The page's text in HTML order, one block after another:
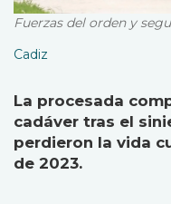
Fuerzas del orden y
Cadiz
La procesada
cadáver tras el
perdieron la vida
de 2023.